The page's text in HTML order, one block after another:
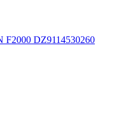
DZ9114530260